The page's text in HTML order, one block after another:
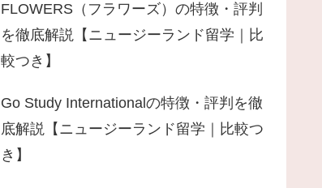
FLOWERS（フラワーズ）の特徴・評判
を徹底解説【ニュージーランド留学｜比
較つき】
Go Study Internationalの特徴・評判を徹
底解説【ニュージーランド留学｜比較つ
き】